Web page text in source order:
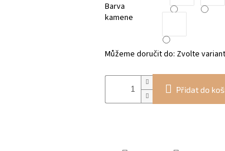
Barva
kamene
Můžeme doručit do: Zvolte
Přidat do